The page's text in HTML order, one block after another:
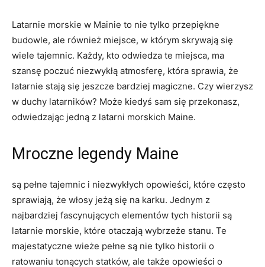
Latarnie morskie w Mainie to nie‌ tylko przepiękne
budowle, ale również⁤ miejsce, w którym skrywają się
wiele tajemnic. Każdy, ‌kto odwiedza te miejsca, ma
szansę poczuć niezwykłą atmosferę, która ⁣sprawia, ⁣że
‌latarnie stają się jeszcze bardziej magiczne. Czy wierzysz
w​ duchy ​latarników? Może kiedyś ⁣sam ⁢się przekonasz,
odwiedzając jedną z‍ latarni morskich Maine.
Mroczne legendy Maine
są pełne tajemnic ⁣i ‌niezwykłych⁢ opowieści, które często
sprawiają, że włosy jeżą się na karku.⁣ Jednym z
najbardziej ‍fascynujących elementów ‍tych ⁣historii⁣ są
latarnie morskie, które ​otaczają wybrzeże stanu.⁤ Te
majestatyczne wieże pełne ​są‍ nie tylko historii o
ratowaniu tonących ⁣statków, ale także​ opowieści o